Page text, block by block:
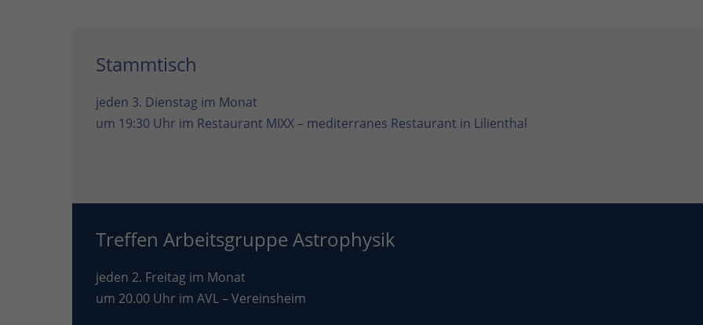
Stammtisch
jeden 3. Dienstag im Monat
um 19:30 Uhr im Restaurant MIXX – mediterranes Restaurant in Lilienthal
Treffen Arbeitsgruppe Astrophysik
jeden 2. Freitag im Monat
um 20.00 Uhr im AVL – Vereinsheim